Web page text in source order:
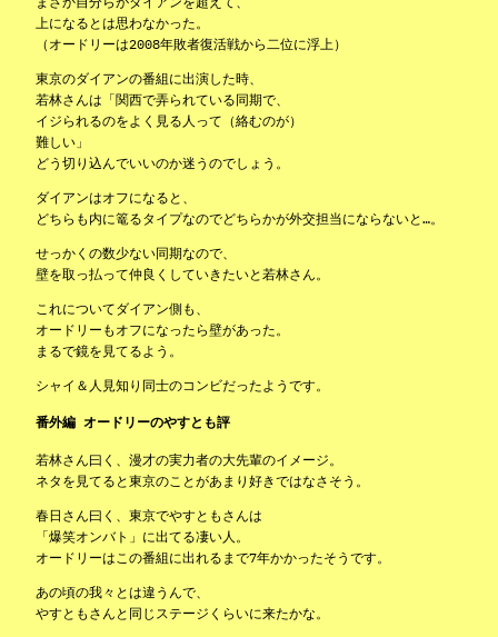
上になるとは思わなかった。
（オードリーは2008年敗者復活戦から二位に浮上）
東京のダイアンの番組に出演した時、
若林さんは「関西で弄られている同期で、
イジられるのをよく見る人って（絡むのが）
難しい」
どう切り込んでいいのか迷うのでしょう。
ダイアンはオフになると、
どちらも内に篭るタイプなのでどちらかが外交担当にならないと…。
せっかくの数少ない同期なので、
壁を取っ払って仲良くしていきたいと若林さん。
これについてダイアン側も、
オードリーもオフになったら壁があった。
まるで鏡を見てるよう。
シャイ＆人見知り同士のコンビだったようです。
番外編 オードリーのやすとも評
若林さん曰く、漫才の実力者の大先輩のイメージ。
ネタを見てると東京のことがあまり好きではなさそう。
春日さん曰く、東京でやすともさんは
「爆笑オンバト」に出てる凄い人。
オードリーはこの番組に出れるまで7年かかったそうです。
あの頃の我々とは違うんで、
やすともさんと同じステージくらいに来たかな。